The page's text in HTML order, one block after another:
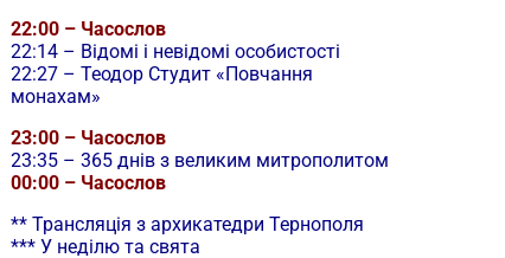
22:00 – Часослов
22:14 – Відомі і невідомі особистості
22:27 – Теодор Студит «Повчання
монахам»
23:00 – Часослов
23:35 – 365 днів з великим митрополитом
00:00 – Часослов
** Трансляція з архикатедри Тернополя
*** У неділю та свята